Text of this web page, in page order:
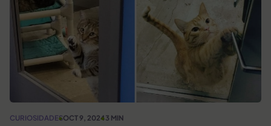
CURIOSIDADESOCT 9, 20243 MIN